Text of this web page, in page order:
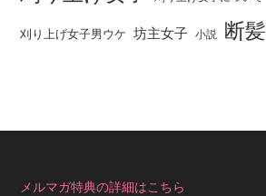
刈り上げ女子男ウケ 坊主女子 小説 断髪
メルマガ特典の詳細はこちら